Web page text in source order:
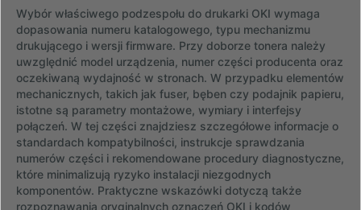
Wybór właściwego podzespołu do drukarki OKI wymaga
dopasowania numeru katalogowego, typu mechanizmu
drukującego i wersji firmware. Przy doborze tonera należy
uwzględnić model urządzenia, numer części producenta oraz
oczekiwaną wydajność w stronach. W przypadku elementów
mechanicznych, takich jak fuser, bęben czy podajnik papieru,
istotne są parametry montażowe, wymiary i interfejsy
połączeń. W tej części znajdziesz szczegółowe informacje o
standardach kompatybilności, instrukcje sprawdzania
numerów części i rekomendowane procedury diagnostyczne,
które minimalizują ryzyko instalacji niezgodnych
komponentów. Praktyczne wskazówki dotyczą także
rozpoznawania oryginalnych oznaczeń OKI i kodów